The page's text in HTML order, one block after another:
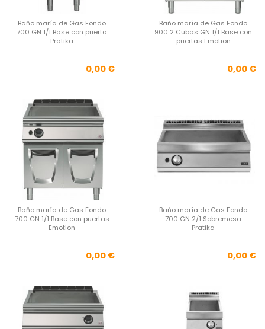
Baño maría de Gas Fondo
700 GN 1/1 Base con puerta
Pratika
Precio
0,00 €
Baño maría de Gas Fondo
900 2 Cubas GN 1/1 Base con
puertas Emotion
0,00 €
Baño maría de Gas Fondo
700 GN 1/1 Base con puertas
Emotion
Precio
0,00 €
Baño maría de Gas Fondo
700 GN 2/1 Sobremesa
Pratika
0,00 €